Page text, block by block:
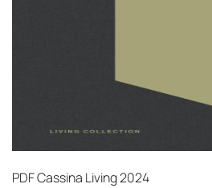
PDFCassina Living 2024